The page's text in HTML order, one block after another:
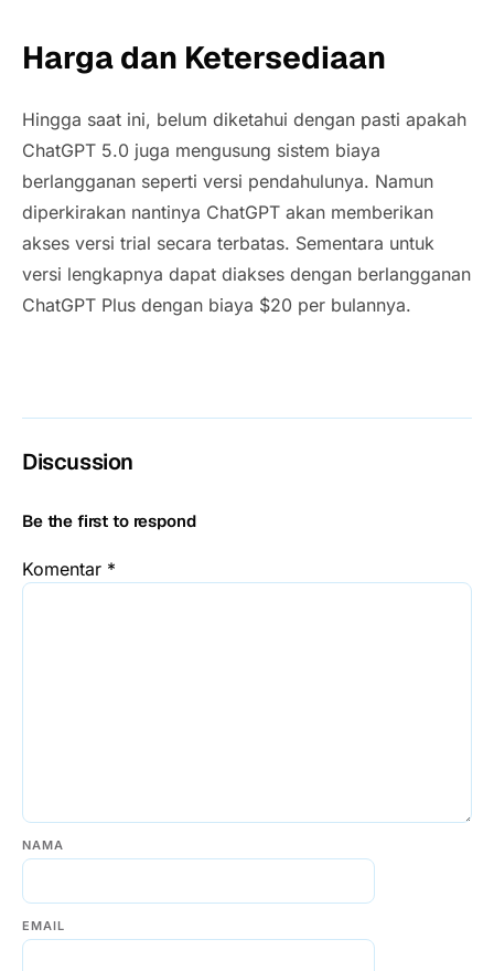
Harga dan Ketersediaan
Hingga saat ini, belum diketahui dengan pasti apakah
ChatGPT 5.0 juga mengusung sistem biaya
berlangganan seperti versi pendahulunya. Namun
diperkirakan nantinya ChatGPT akan memberikan
akses versi trial secara terbatas. Sementara untuk
versi lengkapnya dapat diakses dengan berlangganan
ChatGPT Plus dengan biaya $20 per bulannya.
Discussion
Be the first to respond
Komentar *
NAMA
EMAIL